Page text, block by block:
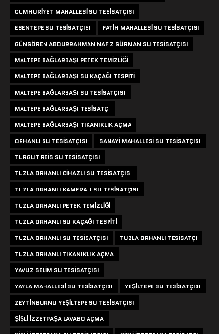
CUMHURIYET MAHALLESI SU TESISATÇISI
ESENTEPE SU TESISATÇISI
FATIH MAHALLESI SU TESISATÇISI
GÜNGÖREN ABDURRAHMAN NAFIZ GÜRMAN SU TESISATÇISI
MALTEPE BAĞLARBAŞI PETEK TEMIZLIĞI
MALTEPE BAĞLARBAŞI SU KAÇAĞI TESPITI
MALTEPE BAĞLARBAŞI SU TESISATÇISI
MALTEPE BAĞLARBAŞI TESISATÇI
MALTEPE BAĞLARBAŞI TIKANIKLIK AÇMA
ORHANLI SU TESISATÇISI
SANAYI MAHALLESI SU TESISATÇISI
TURGUT REIS SU TESISATÇISI
TUZLA ORHANLI CIHAZLI SU TESISATÇISI
TUZLA ORHANLI KAMERALI SU TESISATÇISI
TUZLA ORHANLI PETEK TEMIZLIĞI
TUZLA ORHANLI SU KAÇAĞI TESPITI
TUZLA ORHANLI SU TESISATÇISI
TUZLA ORHANLI TESISATÇI
TUZLA ORHANLI TIKANIKLIK AÇMA
YAVUZ SELIM SU TESISATÇISI
YAYLA MAHALLESI SU TESISATÇISI
YEŞILTEPE SU TESISATÇISI
ZEYTINBURNU YEŞILTEPE SU TESISATÇISI
ŞIŞLI IZZETPAŞA LAVABO AÇMA